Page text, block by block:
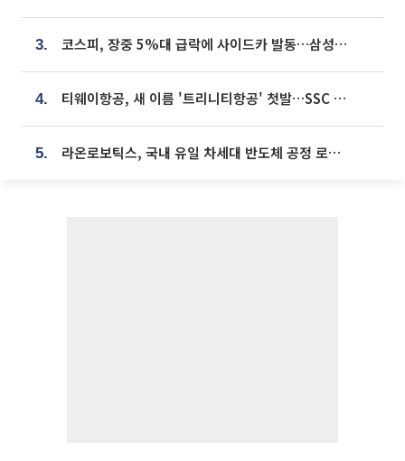
3. 코스피, 장중 5%대 급락에 사이드카 발동…삼성·SK 동반 폭락
4. 티웨이항공, 새 이름 '트리니티항공' 첫발…SSC 전략 본격화
5. 라온로보틱스, 국내 유일 차세대 반도체 공정 로봇 개발 ‘고객사 테스트 진행’